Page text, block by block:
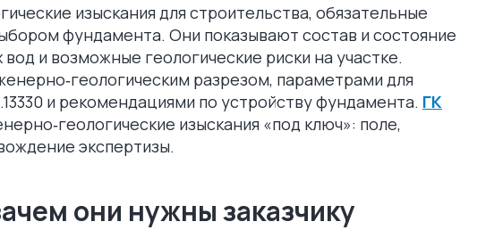
изыскания для строительства, обязательные
фундамента. Они показывают состав и состояние
и возможные геологические риски на участке.
разрезом, параметрами для
и рекомендациями по устройству фундамента. ГК
изыскания «под ключ»: поле,
экспертизы.
они нужны заказчику